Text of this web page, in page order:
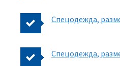
Спецодежда,
Спецодежда,